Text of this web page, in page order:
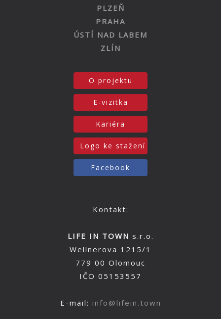
PLZEŇ
PRAHA
ÚSTÍ NAD LABEM
ZLÍN
O projektu
E-vizitka
Kariéra
Logo ke stažení
Facebook
Kontakt:
LIFE IN TOWN s.r.o.
Wellnerova 1215/1
779 00 Olomouc
IČO 05153557
E-mail: info@lifein.town